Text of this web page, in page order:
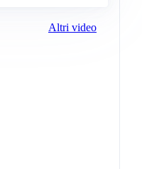
Altri video